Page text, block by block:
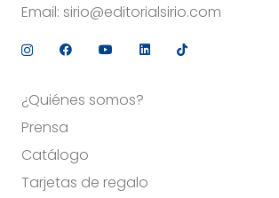
Email: sirio@editorialsirio.com
¿Quiénes somos?
Prensa
Catálogo
Tarjetas de regalo